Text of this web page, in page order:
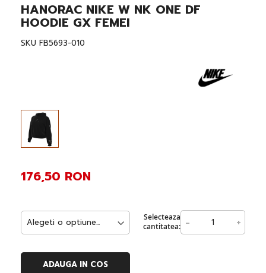
Skip
to
the
beginning
of
HANORAC NIKE W NK ONE DF
HOODIE GX FEMEI
SKU FB5693-010
Selecteaza
cantitatea: - +
176,50 RON
ADAUGA IN COS